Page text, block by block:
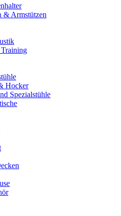
& Armstützen
Hocker
Spezialstühle